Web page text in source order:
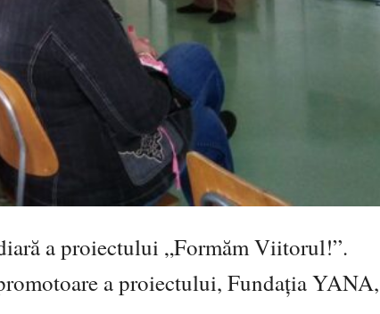
a proiectului „Formăm Viitorul!”.
a proiectului, Fundația YANA,